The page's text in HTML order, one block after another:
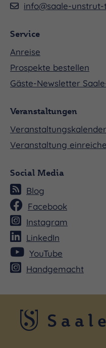
info@saale-
Service
Anreise
Prospekte bestellen
Gäste-Newsletter
Veranstaltungen
Veranstaltungskalender
Veranstaltung
Social Media
Blog
Facebook
Instagram
LinkedIn
YouTube
Handgemacht